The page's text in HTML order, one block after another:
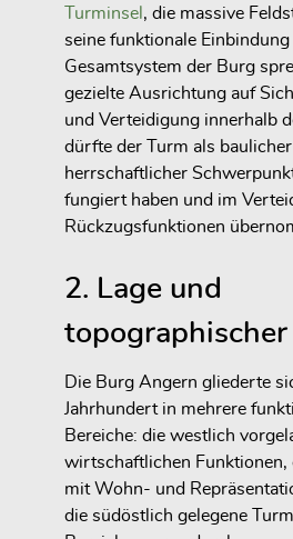
Turminsel , die massive
seine funktionale Einbindung
Gesamtsystem der Burg
gezielte Ausrichtung auf
und Verteidigung innerhalb
dürfte der Turm als
herrschaftlicher
fungiert haben und im
Rückzugsfunktionen
2. Lage und
Die Burg Angern gliederte
Jahrhundert in mehrere
Bereiche: die westlich
wirtschaftlichen Funktionen,
mit Wohn- und
die südöstlich gelegene